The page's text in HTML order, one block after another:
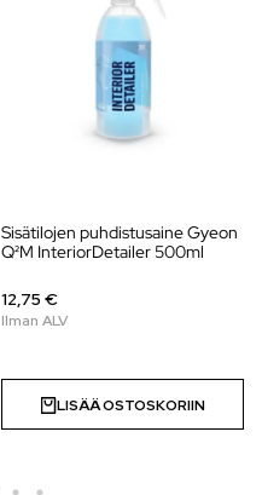
Sisätilojen puhdistusaine Gyeon
Q²M InteriorDetailer 500ml
12,75 €
LISÄÄ OSTOSKORIIN